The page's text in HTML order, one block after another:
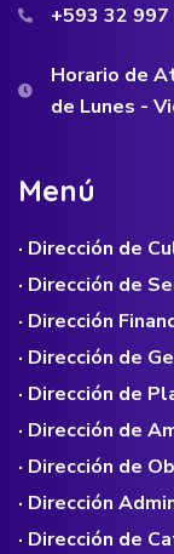
+593 32 997
Horario de
de Lunes -
Menú
· Dirección de
· Dirección de
· Dirección
· Dirección de
· Dirección de
· Dirección de
· Dirección de
· Dirección
· Dirección de